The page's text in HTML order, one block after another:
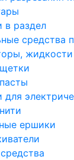
в раздел
средства
жидкости
для
ершики